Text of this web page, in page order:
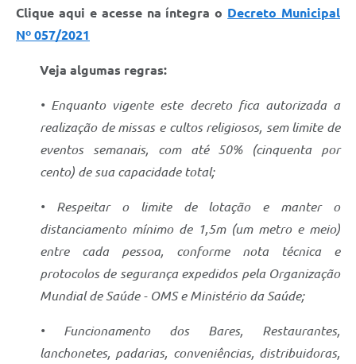
Clique aqui e acesse na íntegra o Decreto Municipal
Nº 057/2021
Veja algumas regras:
• Enquanto vigente este decreto fica autorizada a
realização de missas e cultos religiosos, sem limite de
eventos semanais, com até 50% (cinquenta por
cento) de sua capacidade total;
• Respeitar o limite de lotação e manter o
distanciamento mínimo de 1,5m (um metro e meio)
entre cada pessoa, conforme nota técnica e
protocolos de segurança expedidos pela Organização
Mundial de Saúde - OMS e Ministério da Saúde;
• Funcionamento dos Bares, Restaurantes,
lanchonetes, padarias, conveniências, distribuidoras,